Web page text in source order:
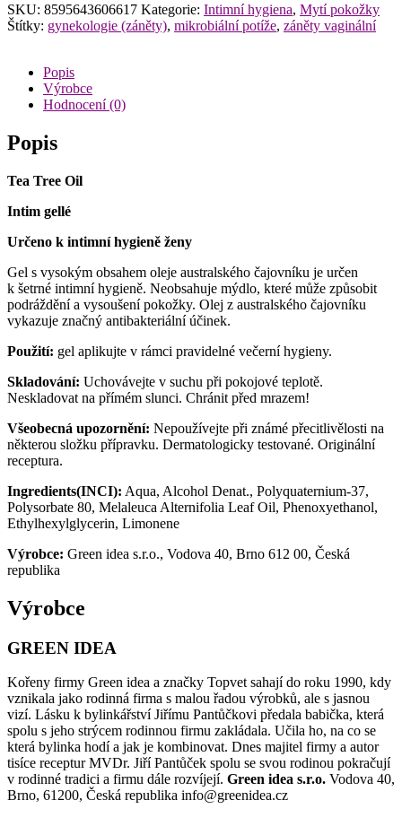
SKU: 8595643606617 Kategorie: Intimní hygiena, Mytí pokožky
Štítky: gynekologie (záněty), mikrobiální potíže, záněty vaginální
Popis
Výrobce
Hodnocení (0)
Popis
Tea Tree Oil
Intim gellé
Určeno k intimní hygieně ženy
Gel s vysokým obsahem oleje australského čajovníku je určen
k šetrné intimní hygieně. Neobsahuje mýdlo, které může způsobit
podráždění a vysoušení pokožky. Olej z australského čajovníku
vykazuje značný antibakteriální účinek.
Použití: gel aplikujte v rámci pravidelné večerní hygieny.
Skladování: Uchovávejte v suchu při pokojové teplotě.
Neskladovat na přímém slunci. Chránit před mrazem!
Všeobecná upozornění: Nepoužívejte při známé přecitlivělosti na
některou složku přípravku. Dermatologicky testované. Originální
receptura.
Ingredients(INCI): Aqua, Alcohol Denat., Polyquaternium-37,
Polysorbate 80, Melaleuca Alternifolia Leaf Oil, Phenoxyethanol,
Ethylhexylglycerin, Limonene
Výrobce: Green idea s.r.o., Vodova 40, Brno 612 00, Česká
republika
Výrobce
GREEN IDEA
Kořeny firmy Green idea a značky Topvet sahají do roku 1990, kdy
vznikala jako rodinná firma s malou řadou výrobků, ale s jasnou
vizí. Lásku k bylinkářství Jiřímu Pantůčkovi předala babička, která
spolu s jeho strýcem rodinnou firmu zakládala. Učila ho, na co se
která bylinka hodí a jak je kombinovat. Dnes majitel firmy a autor
tisíce receptur MVDr. Jiří Pantůček spolu se svou rodinou pokračují
v rodinné tradici a firmu dále rozvíjejí. Green idea s.r.o. Vodova 40,
Brno, 61200, Česká republika info@greenidea.cz